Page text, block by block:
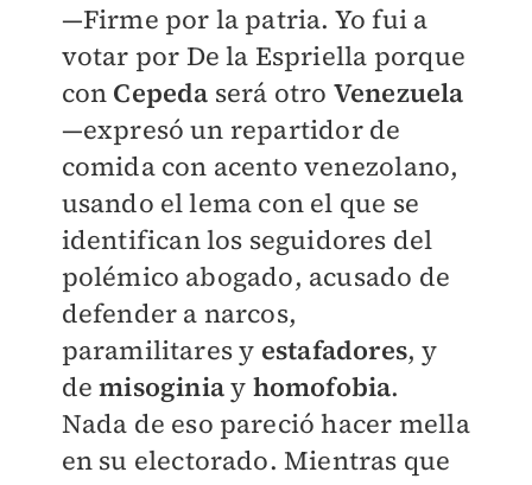
—Firme por la patria. Yo fui a
votar por De la Espriella porque
con Cepeda será otro Venezuela
—expresó un repartidor de
comida con acento venezolano,
usando el lema con el que se
identifican los seguidores del
polémico abogado, acusado de
defender a narcos,
paramilitares y estafadores, y
demisoginiay homofobia.
Nada de eso pareció hacer mella
en su electorado. Mientras que